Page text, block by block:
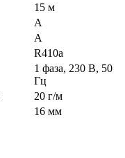
15 м
А
А
R410a
1 фаза, 230 В, 50
Гц
20 г/м
16 мм